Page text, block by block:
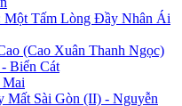
Một Tấm Lòng Đầy Nhân Ái
(Cao Xuân Thanh Ngọc)
Biển Cát
Mất Sài Gòn (II) - Nguyễn